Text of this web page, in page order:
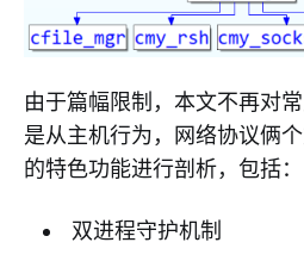
由于篇幅限制，本文不再对
是从主机行为，网络协议俩
的特色功能进行剖析，包括：
双进程守护机制